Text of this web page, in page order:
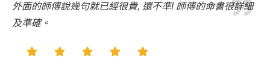
外面的師傅說幾句就已經很貴, 還不準! 師傅的命書很詳細
及準確。